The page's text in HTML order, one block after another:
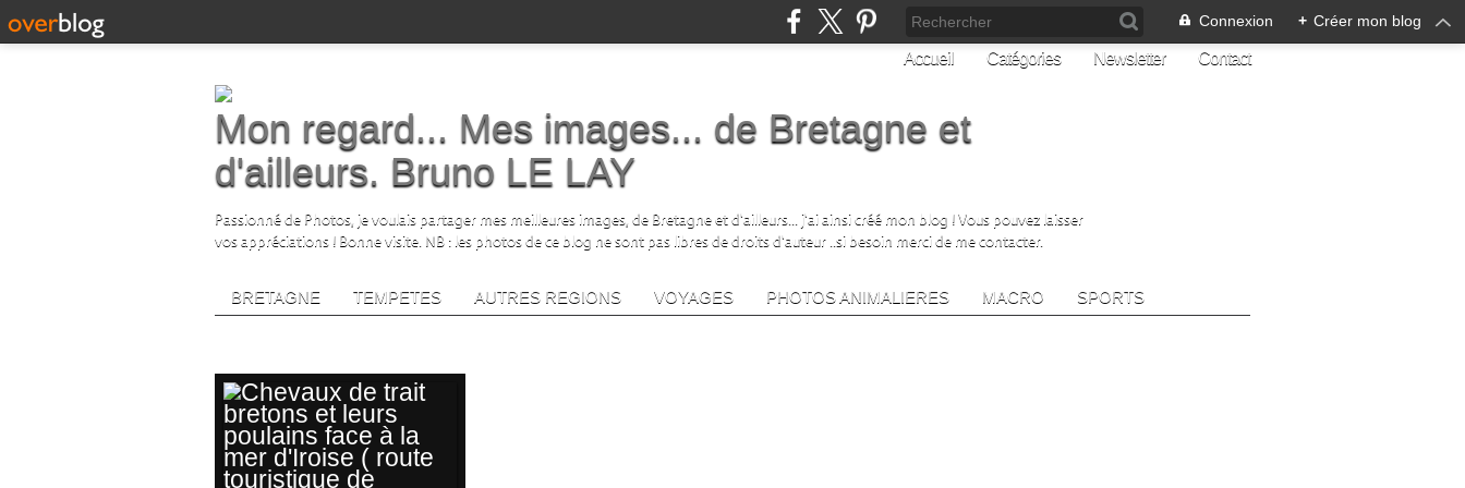
Connexion + Créer mon blog
Accueil Catégories Newsletter Contact
Mon regard... Mes images... de Bretagne et
d'ailleurs. Bruno LE LAY
Passionné de Photos, je voulais partager mes meilleures images, de Bretagne et d'ailleurs... j'ai ainsi créé mon blog ! Vous pouvez laisser
vos appréciations ! Bonne visite. NB : les photos de ce blog ne sont pas libres de droits d'auteur ..si besoin merci de me contacter.
BRETAGNE TEMPETES AUTRES REGIONS VOYAGES PHOTOS ANIMALIERES MACRO SPORTS